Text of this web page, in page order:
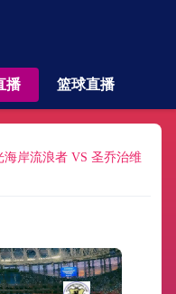
播 篮球直播
海岸流浪者 VS 圣乔治维